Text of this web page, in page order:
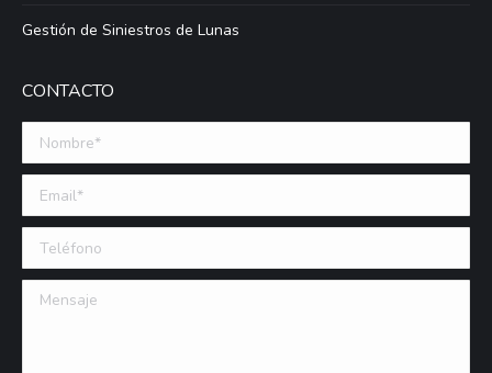
Gestión de Siniestros de Lunas
CONTACTO
Nombre *
Email (requerido)
Teléfono
Mensaje